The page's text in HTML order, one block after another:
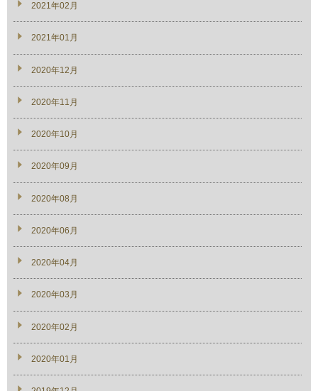
2021年02月
2021年01月
2020年12月
2020年11月
2020年10月
2020年09月
2020年08月
2020年06月
2020年04月
2020年03月
2020年02月
2020年01月